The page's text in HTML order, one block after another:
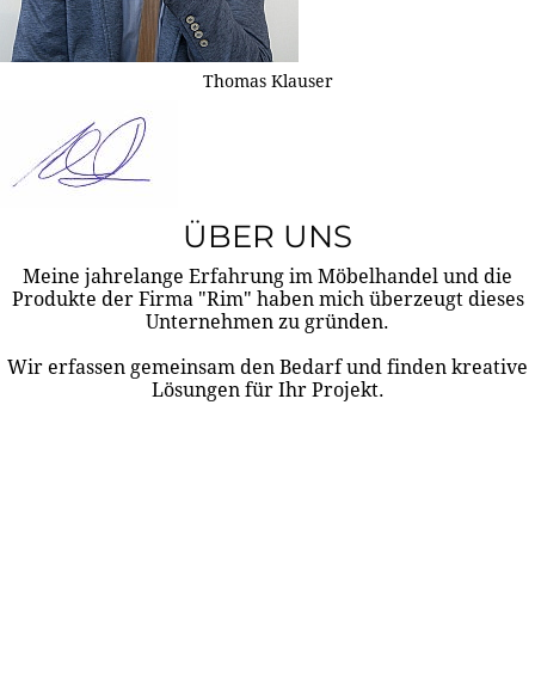
Thomas Klauser
ÜBER UNS
Meine jahrelange Erfahrung im Möbelhandel und die
Produkte der Firma "Rim" haben mich überzeugt dieses
Unternehmen zu gründen.
Wir erfassen gemeinsam den Bedarf und finden kreative
Lösungen für Ihr Projekt.